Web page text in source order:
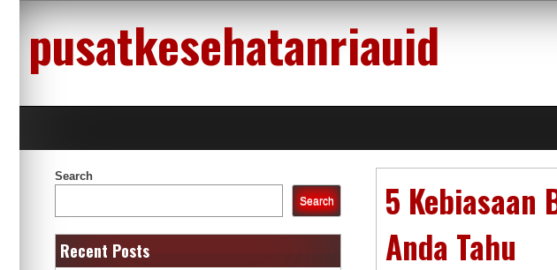
content
pusatkesehatanriauid
5 Kebiasaan
Anda Tahu
Search
Search
Recent Posts